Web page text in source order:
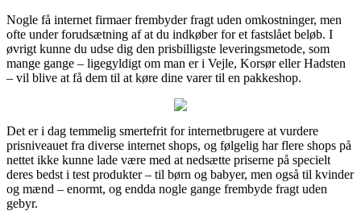
Nogle få internet firmaer frembyder fragt uden omkostninger, men
ofte under forudsætning af at du indkøber for et fastslået beløb. I
øvrigt kunne du udse dig den prisbilligste leveringsmetode, som
mange gange – ligegyldigt om man er i Vejle, Korsør eller Hadsten
– vil blive at få dem til at køre dine varer til en pakkeshop.
Det er i dag temmelig smertefrit for internetbrugere at vurdere
prisniveauet fra diverse internet shops, og følgelig har flere shops på
nettet ikke kunne lade være med at nedsætte priserne på specielt
deres bedst i test produkter – til børn og babyer, men også til kvinder
og mænd – enormt, og endda nogle gange frembyde fragt uden
gebyr.